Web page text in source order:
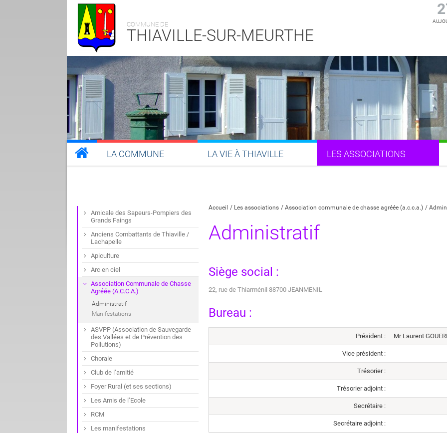
COMMUNE DE
THIAVILLE-SUR-MEURTHE
LA COMMUNE LA VIE À THIAVILLE LES ASSOCIATIONS
Accueil Les associations Association communale de chasse agréée (a.c.c.a.)
Administratif
Siège social :
22, rue de Thiarménil 88700 JEANMENIL
Bureau :
Président : Mr Laurent
Vice président :
Trésorier :
Trésorier adjoint :
Secrétaire :
Secrétaire adjoint :
Amicale des Sapeurs-Pompiers des
Grands Faings
Anciens Combattants de Thiaville /
Lachapelle
Apiculture
Arc en ciel
Association Communale de Chasse
Agréée (A.C.C.A.)
Administratif
Manifestations
ASVPP (Association de Sauvegarde
des Vallées et de Prévention des
Pollutions)
Chorale
Club de l’amitié
Foyer Rural (et ses sections)
Les Amis de l’Ecole
RCM
Les manifestations